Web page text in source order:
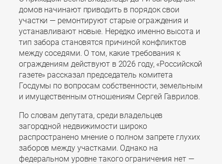
домов начинают приводить в порядок свои
участки — ремонтируют старые ограждения и
устанавливают новые. Нередко именно высота и
тип забора становятся причиной конфликтов
между соседями. О том, какие требования к
ограждениям действуют в 2026 году, «Российской
газете» рассказал председатель комитета
Госдумы по вопросам собственности, земельным
и имущественным отношениям Сергей Гаврилов.
По словам депутата, среди владельцев
загородной недвижимости широко
распространено мнение о полном запрете глухих
заборов между участками. Однако на
федеральном уровне такого ограничения нет —